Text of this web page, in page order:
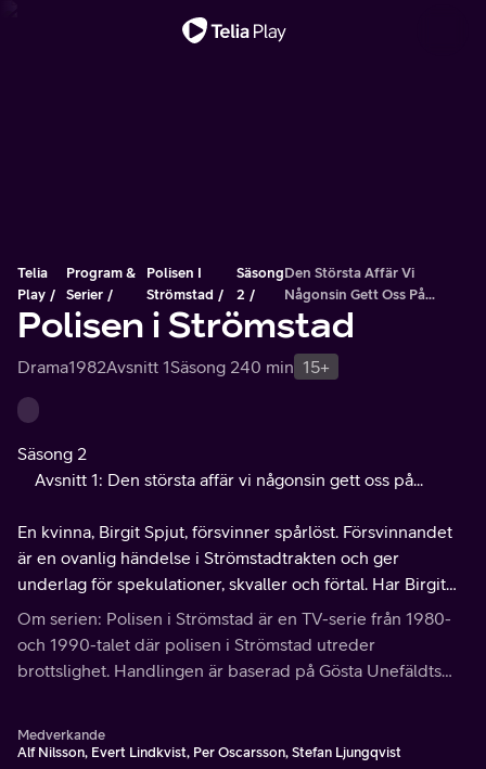
Telia
Play
Program &
Serier
Polisen I
Strömstad
Säsong
2
Den Största Affär Vi
Någonsin Gett Oss På...
Polisen i Strömstad
Drama1982Avsnitt 1Säsong 240 min 15+
Säsong 2
Avsnitt 1: Den största affär vi någonsin gett oss på...
En kvinna, Birgit Spjut, försvinner spårlöst. Försvinnandet
är en ovanlig händelse i Strömstadtrakten och ger
underlag för spekulationer, skvaller och förtal. Har Birgit
Spjut lämnat sin man, råkat ur för en olyckshändelse eller
blivit mördad?
Om serien: Polisen i Strömstad är en TV-serie från 1980-
och 1990-talet där polisen i Strömstad utreder
brottslighet. Handlingen är baserad på Gösta Unefäldts
Medverkande
Alf Nilsson, Evert Lindkvist, Per Oscarsson, Stefan Ljungqvist